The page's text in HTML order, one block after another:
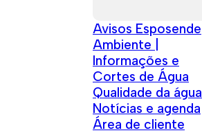
Avisos Esposende
Ambiente |
Informações e
Cortes de Água
Qualidade da água
Notícias e agenda
Área de cliente